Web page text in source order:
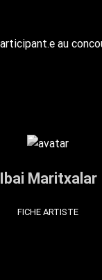
Ibai Maritxalar
FICHE ARTISTE